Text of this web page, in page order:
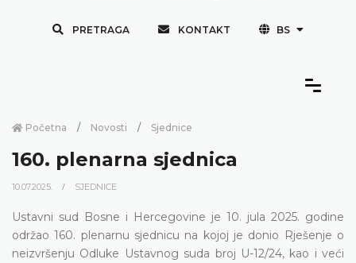
PRETRAGA KONTAKT BS
Početna Novosti Sjednice
160. plenarna sjednica
10.07.2025. SJEDNICE
Ustavni sud Bosne i Hercegovine je 10. jula 2025. godine
održao 160. plenarnu sjednicu na kojoj je donio Rješenje o
neizvršenju Odluke Ustavnog suda broj U-12/24, kao i veći